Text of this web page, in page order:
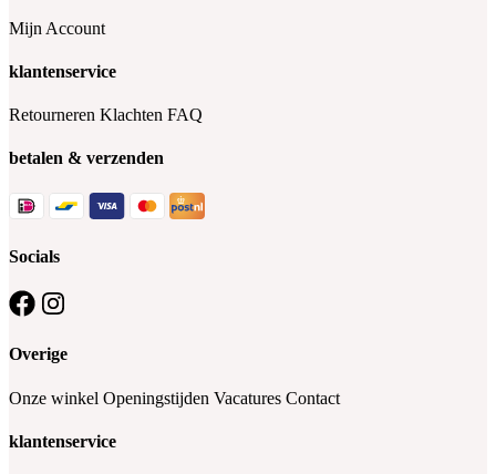
Mijn Account
klantenservice
Retourneren Klachten FAQ
betalen & verzenden
Socials
Overige
Onze winkel Openingstijden Vacatures Contact
klantenservice